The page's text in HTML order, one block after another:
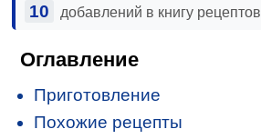
10 добавлений в книгу рецептов
Оглавление
Приготовление
Похожие рецепты